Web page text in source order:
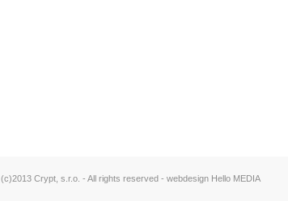
(c)2013 Crypt, s.r.o. - All rights reserved - webdesign Hello MEDIA